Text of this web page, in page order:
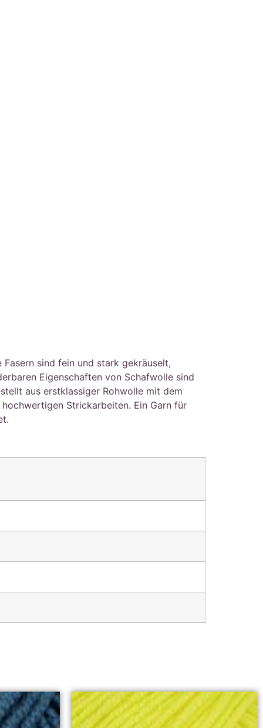
sind fein und stark gekräuselt,
Eigenschaften von Schafwolle sind
aus erstklassiger Rohwolle mit dem
Strickarbeiten. Ein Garn für